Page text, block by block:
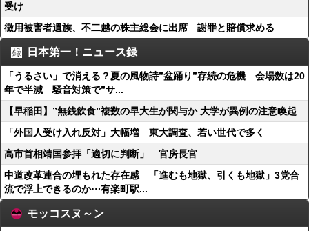
受け
徴用被害者遺族、不二越の株主総会に出席 謝罪と賠償求める
日本第一！ニュース録
「うるさい」で消える？夏の風物詩”盆踊り”存続の危機 会場数は20
年で半減 騒音対策で”サ...
【早稲田】”無銭飲食”複数の早大生が関与か 大学が異例の注意喚起
「外国人受け入れ反対」大幅増 東大調査、若い世代で多く
高市首相靖国参拝「適切に判断」 官房長官
中道改革連合の埋もれた存在感 「進むも地獄、引くも地獄」3党合
流で浮上できるのか⋯有楽町駅...
モッコスヌ～ン